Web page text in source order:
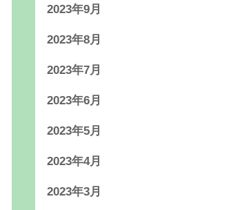
2023年9月
2023年8月
2023年7月
2023年6月
2023年5月
2023年4月
2023年3月